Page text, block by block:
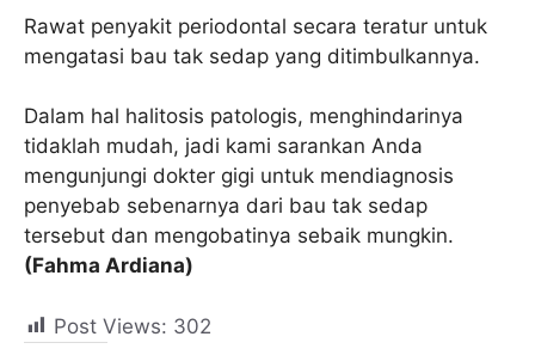
Rawat penyakit periodontal secara teratur untuk
mengatasi bau tak sedap yang ditimbulkannya.
Dalam hal halitosis patologis, menghindarinya
tidaklah mudah, jadi kami sarankan Anda
mengunjungi dokter gigi untuk mendiagnosis
penyebab sebenarnya dari bau tak sedap
tersebut dan mengobatinya sebaik mungkin.
(Fahma Ardiana)
Post Views: 302